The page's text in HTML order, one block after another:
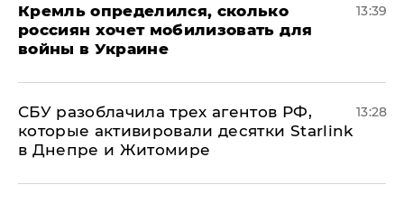
Кремль определился, сколько
россиян хочет мобилизовать для
войны в Украине
13:39
СБУ разоблачила трех агентов РФ,
которые активировали десятки Starlink
в Днепре и Житомире
13:28